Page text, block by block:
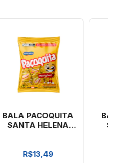
BALA PACOQUITA
SANTA HELENA
R$13,49